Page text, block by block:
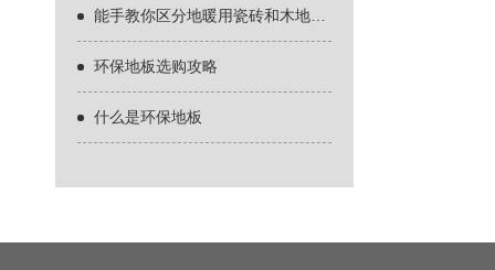
环保地板选购攻略
什么是环保地板